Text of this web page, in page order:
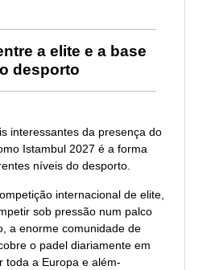
a elite e a base
desporto
interessantes da presença do
Istambul 2027 é a forma
níveis do desporto.
internacional de elite,
sob pressão num palco
a enorme comunidade de
o padel diariamente em
toda a Europa e além-